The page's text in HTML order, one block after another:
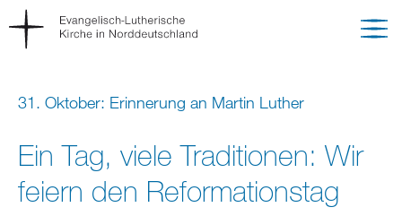
31. Oktober: Erinnerung an Martin Luther
Ein Tag, viele Traditionen: Wir
feiern den Reformationstag